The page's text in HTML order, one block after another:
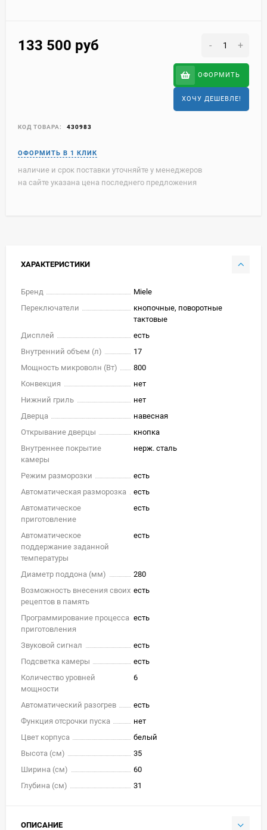
133 500 руб - +
ОФОРМИТЬ
ХОЧУ ДЕШЕВЛЕ!
КОД ТОВАРА: 430983
наличие и срок поставки уточняйте у менеджеров
на сайте указана цена последнего предложения
ХАРАКТЕРИСТИКИ
Бренд
Miele
Переключатели
кнопочные, поворотные
тактовые
Дисплей
есть
Внутренний объем (л)
17
Мощность микроволн (Вт)
800
Конвекция
нет
Нижний гриль
нет
Дверца
навесная
Открывание дверцы
кнопка
Внутреннее покрытие
камеры
нерж. сталь
Режим разморозки
есть
Автоматическая разморозка
есть
Автоматическое
приготовление
есть
Автоматическое
поддержание заданной
температуры
есть
Диаметр поддона (мм)
280
Возможность внесения своих
рецептов в память
есть
Программирование процесса
приготовления
есть
Звуковой сигнал
есть
Подсветка камеры
есть
Количество уровней
мощности
6
Автоматический разогрев
есть
Функция отсрочки пуска
нет
Цвет корпуса
белый
Высота (см)
35
Ширина (см)
60
Глубина (см)
31
ОПИСАНИЕ